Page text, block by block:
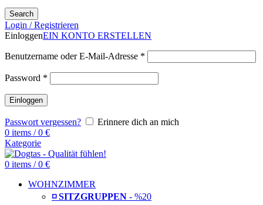
Search
Login / Registrieren
EinloggenEIN KONTO ERSTELLEN
Benutzername oder E-Mail-Adresse *
Password *
Einloggen
Passwort vergessen?
Erinnere dich an mich
0 items / 0 €
Kategorie
0 items / 0 €
WOHNZIMMER
◽ SITZGRUPPEN - %20